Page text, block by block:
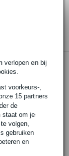
verlopen en bij
voorkeurs-,
15 partners
de
staat om je
volgen,
gebruiken
en